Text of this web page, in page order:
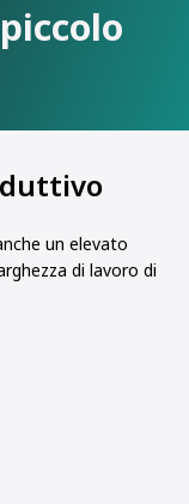
un elevato
di lavoro di